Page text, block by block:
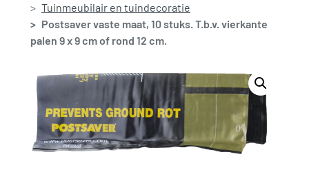
Tuinmeubilair en tuindecoratie
Postsaver vaste maat, 10 stuks. T.b.v. vierkante
palen 9 x 9 cm of rond 12 cm.